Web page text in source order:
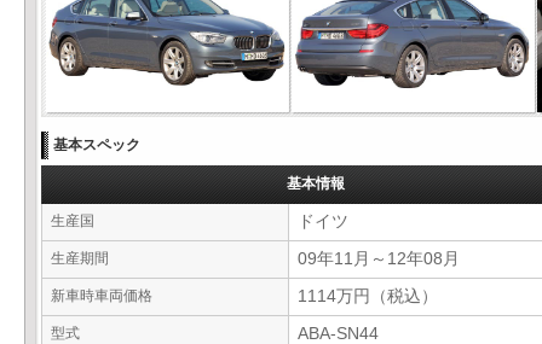
基本スペック
基本情報
生産国 ドイツ
生産期間 09年11月～12年08月
新車時車両価格 1114万円（税込）
型式 ABA-SN44